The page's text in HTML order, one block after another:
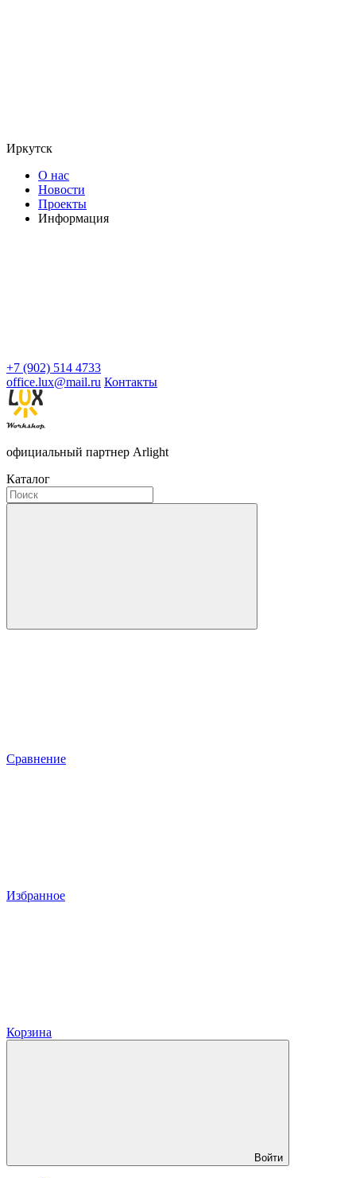
Иркутск
О нас
Новости
Проекты
Информация
+7 (902) 514 4733
office.lux@mail.ru Контакты
официальный партнер Arlight
Каталог
Сравнение
Избранное
Корзина
Войти